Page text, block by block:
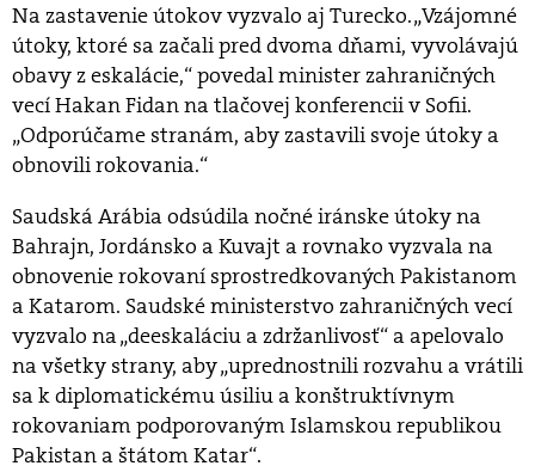
Na zastavenie útokov vyzvalo aj Turecko. „Vzájomné
útoky, ktoré sa začali pred dvoma dňami, vyvolávajú
obavy z eskalácie,“ povedal minister zahraničných
vecí Hakan Fidan na tlačovej konferencii v Sofii.
„Odporúčame stranám, aby zastavili svoje útoky a
obnovili rokovania.“
Saudská Arábia odsúdila nočné iránske útoky na
Bahrajn, Jordánsko a Kuvajt a rovnako vyzvala na
obnovenie rokovaní sprostredkovaných Pakistanom
a Katarom. Saudské ministerstvo zahraničných vecí
vyzvalo na „deeskaláciu a zdržanlivosť“ a apelovalo
na všetky strany, aby „uprednostnili rozvahu a vrátili
sa k diplomatickému úsiliu a konštruktívnym
rokovaniam podporovaným Islamskou republikou
Pakistan a štátom Katar“.